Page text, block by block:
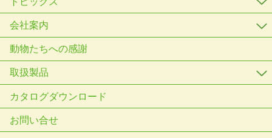
会社案内
動物たちへの感謝
取扱製品
カタログダウンロード
お問い合せ